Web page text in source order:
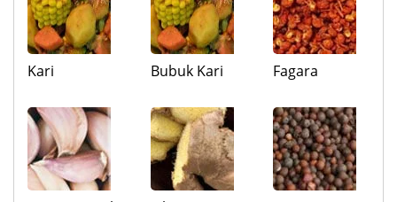
Kari Bubuk Kari Fagara